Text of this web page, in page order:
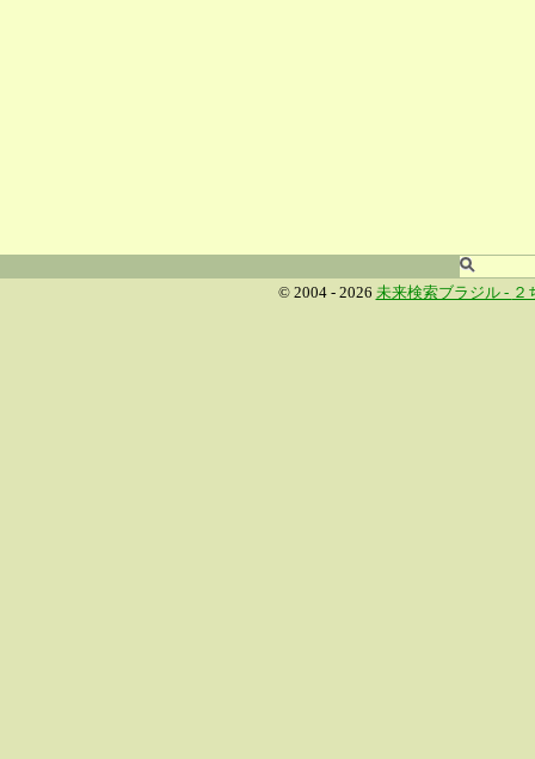
© 2004 - 2026 未来検索ブラジル - ２